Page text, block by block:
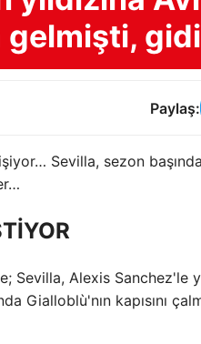
gelmişti,
Paylaş:
Sevilla, sezon
Sevilla, Alexis Sanchez'le
Gialloblù'nın kapısını